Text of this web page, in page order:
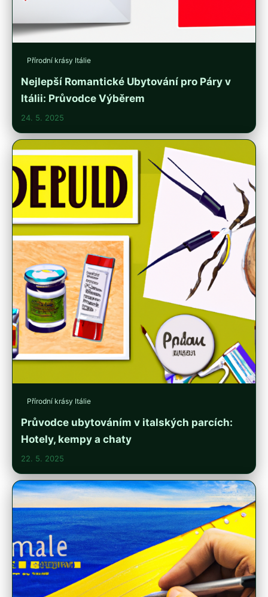
Přírodní krásy Itálie
Nejlepší Romantické Ubytování pro Páry v
Itálii: Průvodce Výběrem
24. 5. 2025
Přírodní krásy Itálie
Průvodce ubytováním v italských parcích:
Hotely, kempy a chaty
22. 5. 2025